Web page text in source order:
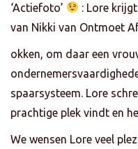
‘Actiefoto’
: Lore
van Nikki van Ontmoet
okken, om daar een
spaarsysteem. Lore
prachtige plek vindt en
We wensen Lore veel